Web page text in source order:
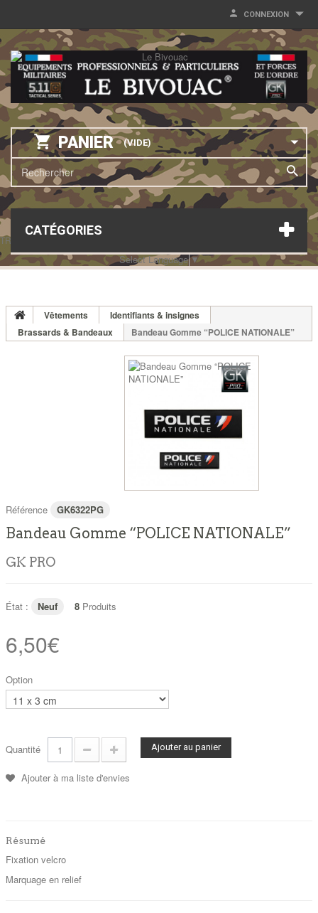
CONNEXION
PANIER (VIDE)
CATÉGORIES
TRANSLATE THIS PAGE
Select Language▼
Vêtements
Identifiants & insignes
Brassards & Bandeaux
Bandeau Gomme “POLICE NATIONALE”
Référence GK6322PG
Bandeau Gomme “POLICE NATIONALE”
GK PRO
État : Neuf 8 Produits
6,50€
Option
Quantité Ajouter au panier
Ajouter à ma liste d'envies
Résumé
Fixation velcro
Marquage en relief